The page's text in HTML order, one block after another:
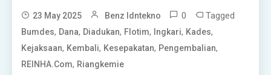
23 May 2025 Benz Idntekno 0 Tagged
Bumdes, Dana, Diadukan, Flotim, Ingkari, Kades,
Kejaksaan, Kembali, Kesepakatan, Pengembalian,
REINHA.com, Riangkemie